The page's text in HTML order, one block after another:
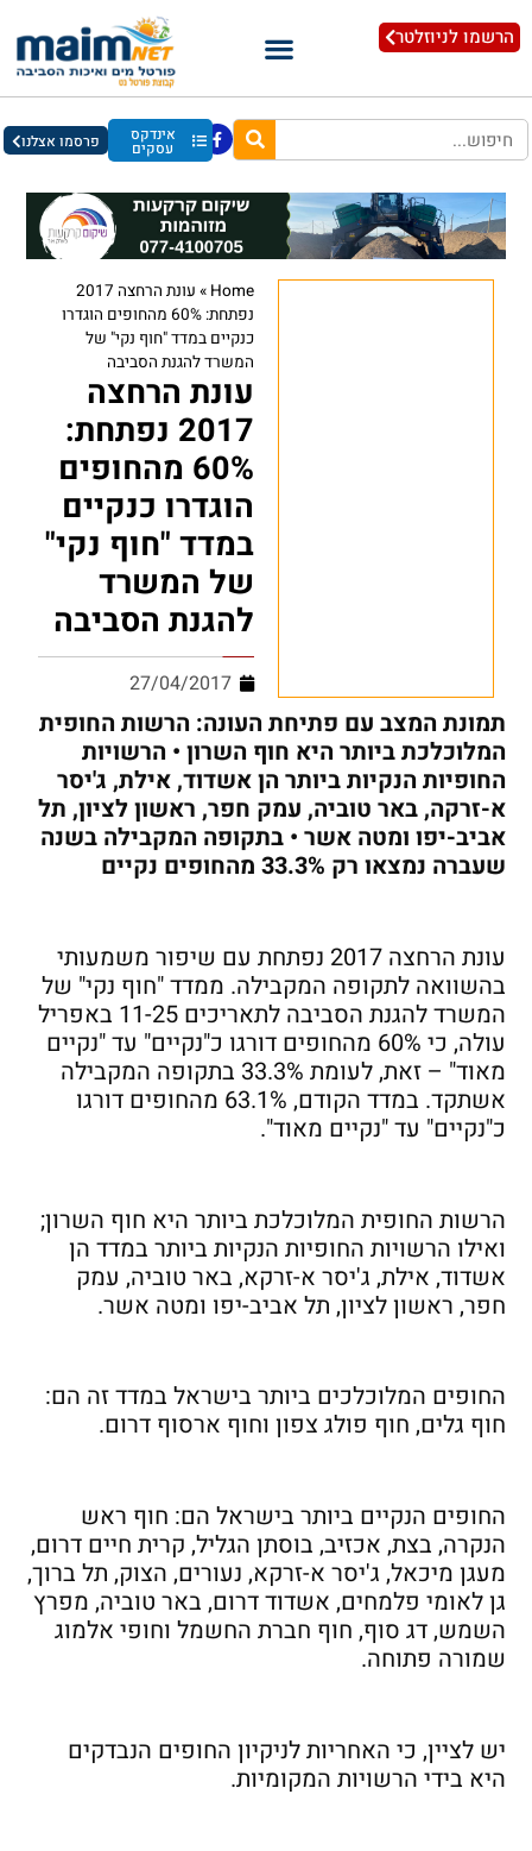
הרשמו לניוזלטר
אינדקס
עסקים פרסמו אצלנו
Home
»
עונת הרחצה 2017
נפתחת: 60% מהחופים הוגדרו
כנקיים במדד "חוף נקי" של
המשרד להגנת הסביבה
עונת הרחצה
2017 נפתחת:
60% מהחופים
הוגדרו כנקיים
במדד "חוף נקי"
של המשרד
להגנת הסביבה
27/04/2017
תמונת המצב עם פתיחת העונה: הרשות החופית
המלוכלכת ביותר היא חוף השרון • הרשויות
החופיות הנקיות ביותר הן אשדוד, אילת, ג'יסר
א-זרקה, באר טוביה, עמק חפר, ראשון לציון, תל
אביב-יפו ומטה אשר • בתקופה המקבילה בשנה
שעברה נמצאו רק 33.3% מהחופים נקיים
עונת הרחצה 2017 נפתחת עם שיפור משמעותי
בהשוואה לתקופה המקבילה. ממדד "חוף נקי" של
המשרד להגנת הסביבה לתאריכים 11-25 באפריל
עולה, כי 60% מהחופים דורגו כ"נקיים" עד "נקיים
מאוד" – זאת, לעומת 33.3% בתקופה המקבילה
אשתקד. במדד הקודם, 63.1% מהחופים דורגו
כ"נקיים" עד "נקיים מאוד".
הרשות החופית המלוכלכת ביותר היא חוף השרון;
ואילו הרשויות החופיות הנקיות ביותר במדד הן
אשדוד, אילת, ג'יסר א-זרקא, באר טוביה, עמק
חפר, ראשון לציון, תל אביב-יפו ומטה אשר.
החופים המלוכלכים ביותר בישראל במדד זה הם:
חוף גלים, חוף פולג צפון וחוף ארסוף דרום.
החופים הנקיים ביותר בישראל הם: חוף ראש
הנקרה, בצת, אכזיב, בוסתן הגליל, קרית חיים דרום,
מעגן מיכאל, ג'יסר א-זרקא, נעורים, הצוק, תל ברוך,
גן לאומי פלמחים, אשדוד דרום, באר טוביה, מפרץ
השמש, דג סוף, חוף חברת החשמל וחופי אלמוג
שמורה פתוחה.
יש לציין, כי האחריות לניקיון החופים הנבדקים
היא בידי הרשויות המקומיות.